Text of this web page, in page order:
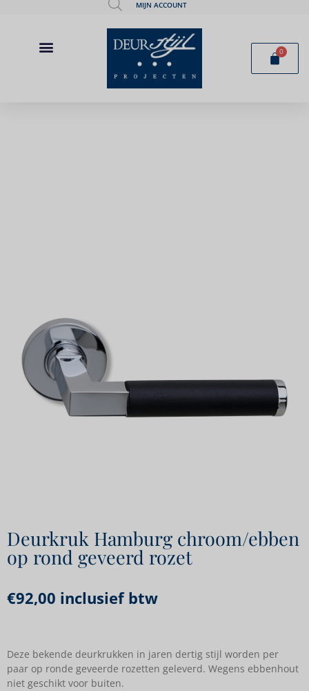
MIJN ACCOUNT
0
Deurkruk Hamburg chroom/ebben
op rond geveerd rozet
€92,00 inclusief btw
Deze bekende deurkrukken in jaren dertig stijl worden per
paar op ronde geveerde rozetten geleverd. Wegens ebbenhout
niet geschikt voor buiten.